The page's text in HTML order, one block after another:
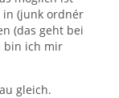
in (junk ordnér
(das geht bei
bin ich mir
gleich.